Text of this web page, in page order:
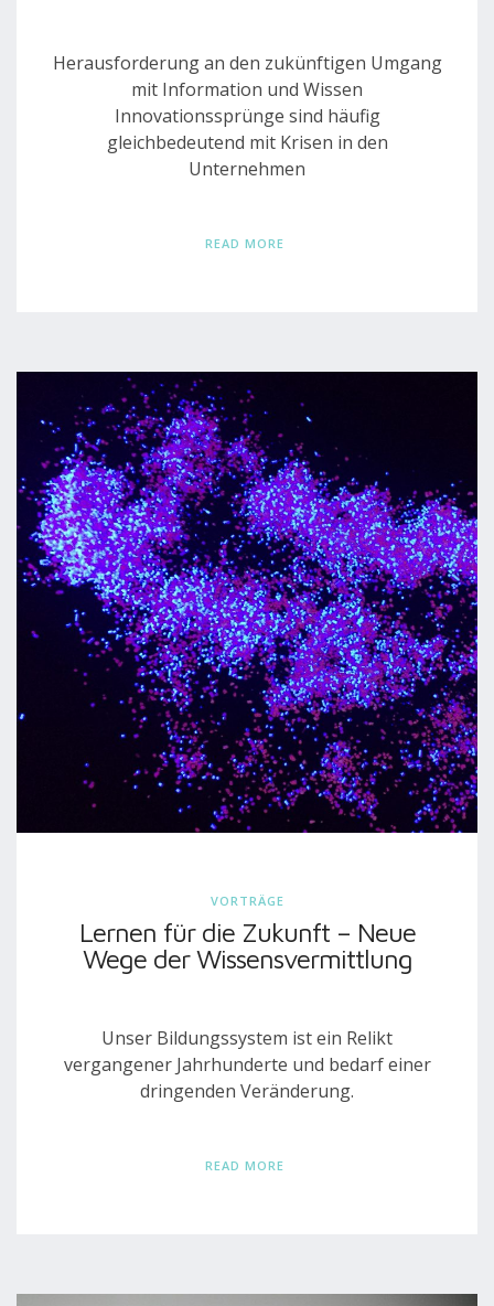
Herausforderung an den zukünftigen Umgang
mit Information und Wissen
Innovationssprünge sind häufig
gleichbedeutend mit Krisen in den
Unternehmen
READ MORE
VORTRÄGE
Lernen für die Zukunft – Neue
Wege der Wissensvermittlung
Unser Bildungssystem ist ein Relikt
vergangener Jahrhunderte und bedarf einer
dringenden Veränderung.
READ MORE